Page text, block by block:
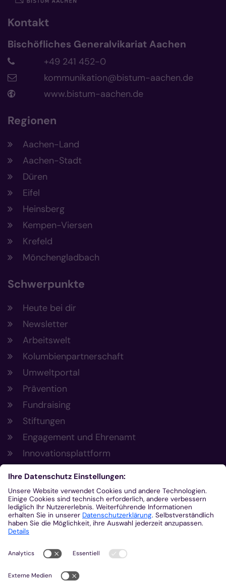
Kontakt
Bischöfliches Generalvikariat Aachen
+49 241 452-0
kommunikation@bistum-aachen.de
www.bistum-aachen.de
Regionen
Aachen-Land
Aachen-Stadt
Düren
Eifel
Heinsberg
Kempen-Viersen
Krefeld
Mönchengladbach
Schwerpunkte
Heute bei dir
Newsletter
Arbeitswelt
Kolumbienpartnerschaft
Umweltportal
Prävention
Fundraising
Stiftungen
Engagement und Ehrenamt
Innovationsplattform
Aus der Plattform
Nachrichten
Veranstaltungen
Gottesdienste
Stellenangebote
Kirchenzeitung